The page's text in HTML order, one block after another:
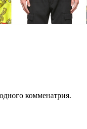
комменатрия.